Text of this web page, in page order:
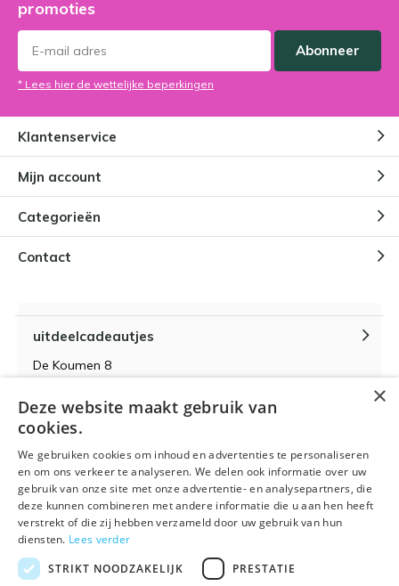
promoties
Abonneer
* Lees hier de wettelijke beperkingen
Klantenservice
Mijn account
Categorieën
Contact
uitdeelcadeautjes
De Koumen 8
KvK-nummer 14087571
BTW-nummer NL 815399145 B01
Algemene voorwaarden RSS-feed
×
Deze website maakt gebruik van
cookies.
We gebruiken cookies om inhoud en advertenties te personaliseren
en om ons verkeer te analyseren. We delen ook informatie over uw
gebruik van onze site met onze advertentie- en analysepartners, die
deze kunnen combineren met andere informatie die u aan hen heeft
verstrekt of die zij hebben verzameld door uw gebruik van hun
diensten. Lees verder
STRIKT NOODZAKELIJK
PRESTATIE